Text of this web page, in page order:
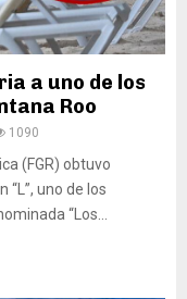
a uno de los
Roo
1090
(FGR) obtuvo
uno de los
“Los...